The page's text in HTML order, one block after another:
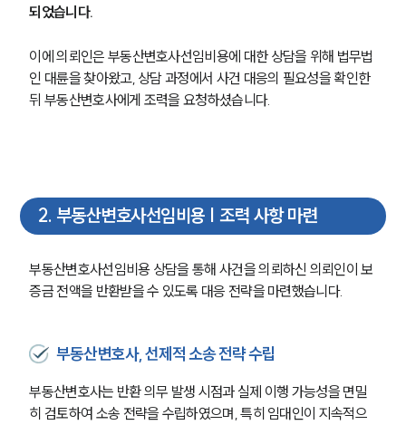
되었습니다.
이에 의뢰인은 부동산변호사선임비용에 대한 상담을 위해 법무법
인 대륜을 찾아왔고, 상담 과정에서 사건 대응의 필요성을 확인한
뒤 부동산변호사에게 조력을 요청하셨습니다.
2. 부동산변호사선임비용 | 조력 사항 마련
부동산변호사선임비용 상담을 통해 사건을 의뢰하신 의뢰인이 보
증금 전액을 반환받을 수 있도록 대응 전략을 마련했습니다.
부동산변호사, 선제적 소송 전략 수립
부동산변호사는 반환 의무 발생 시점과 실제 이행 가능성을 면밀
히 검토하여 소송 전략을 수립하였으며, 특히 임대인이 지속적으